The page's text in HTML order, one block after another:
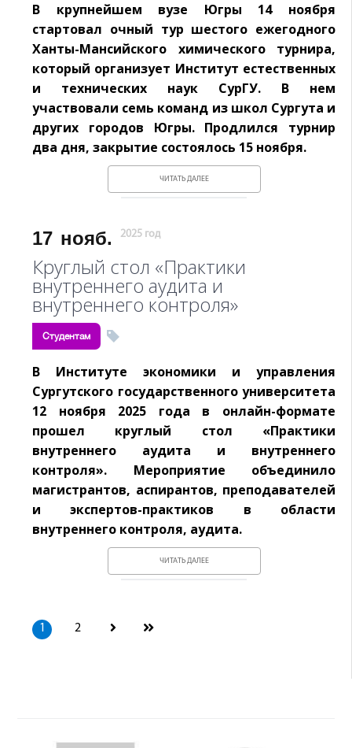
В крупнейшем вузе Югры 14 ноября
стартовал очный тур шестого ежегодного
Ханты-Мансийского химического турнира,
который организует Институт естественных
и технических наук СурГУ. В нем
участвовали семь команд из школ Сургута и
других городов Югры. Продлился турнир
два дня, закрытие состоялось 15 ноября.
ЧИТАТЬ ДАЛЕЕ
17 нояб. 2025 год
Круглый стол «Практики
внутреннего аудита и
внутреннего контроля»
Студентам
В Институте экономики и управления
Сургутского государственного университета
12 ноября 2025 года в онлайн-формате
прошел круглый стол «Практики
внутреннего аудита и внутреннего
контроля». Мероприятие объединило
магистрантов, аспирантов, преподавателей
и экспертов-практиков в области
внутреннего контроля, аудита.
ЧИТАТЬ ДАЛЕЕ
1 2